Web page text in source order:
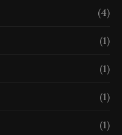
(4)
(1)
(1)
(1)
(1)